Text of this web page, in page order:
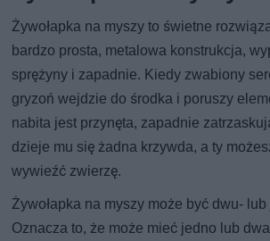
Żywołapka na myszy to świetne
bardzo prosta, metalowa konstrukcja,
sprężyny i zapadnie. Kiedy zwabiony
gryzoń wejdzie do środka i poruszy
nabita jest przynęta, zapadnie
dzieje mu się żadna krzywda, a ty
wywieźć zwierzę.
Żywołapka na myszy może być dwu-
Oznacza to, że może mieć jedno lub